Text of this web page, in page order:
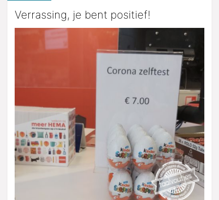
Verrassing, je bent positief!